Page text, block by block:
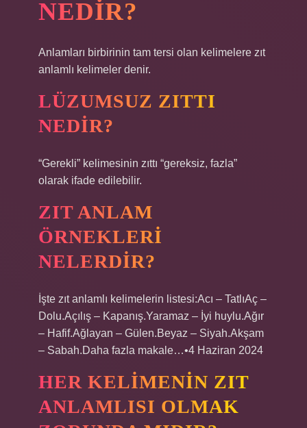
NEDIR?
Anlamları birbirinin tam tersi olan kelimelere zıt
anlamlı kelimeler denir.
LÜZUMSUZ ZITTI
NEDIR?
“Gerekli” kelimesinin zıttı “gereksiz, fazla”
olarak ifade edilebilir.
ZIT ANLAM
ÖRNEKLERI
NELERDIR?
İşte zıt anlamlı kelimelerin listesi:Acı – TatlıAç –
Dolu.Açılış – Kapanış.Yaramaz – İyi huylu.Ağır
– Hafif.Ağlayan – Gülen.Beyaz – Siyah.Akşam
– Sabah.Daha fazla makale…•4 Haziran 2024
HER KELIMENIN ZIT
ANLAMLISI OLMAK